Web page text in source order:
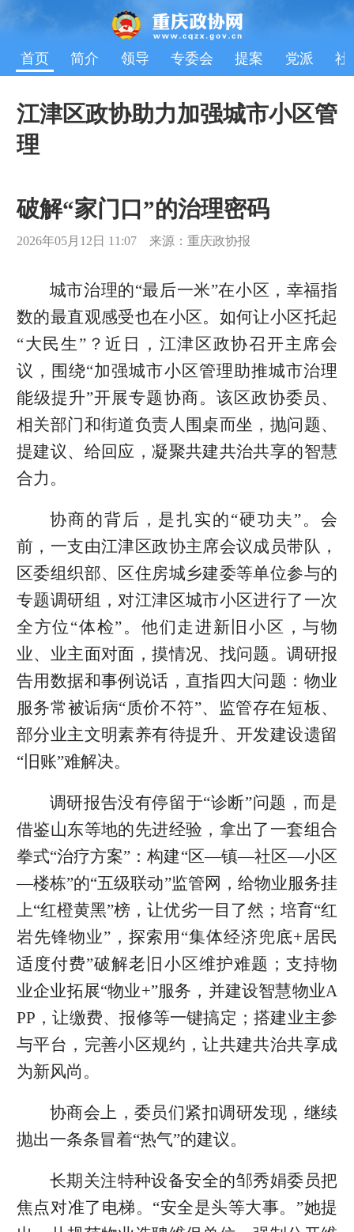
首页 简介 领导 专委会 提案 党派 社
江津区政协助力加强城市小区管
理‌
破解“家门口”的治理密码‌
2026年05月12日 11:07 来源：重庆政协报
城市治理的“最后一米”在小区，幸福指
数的最直观感受也在小区。如何让小区托起
“大民生”？近日，江津区政协召开主席会
议，围绕“加强城市小区管理助推城市治理
能级提升”开展专题协商。该区政协委员、
相关部门和街道负责人围桌而坐，抛问题、
提建议、给回应，凝聚共建共治共享的智慧
合力。
协商的背后，是扎实的“硬功夫”。会
前，一支由江津区政协主席会议成员带队，
区委组织部、区住房城乡建委等单位参与的
专题调研组，对江津区城市小区进行了一次
全方位“体检”。他们走进新旧小区，与物
业、业主面对面，摸情况、找问题。调研报
告用数据和事例说话，直指四大问题：物业
服务常被诟病“质价不符”、监管存在短板、
部分业主文明素养有待提升、开发建设遗留
“旧账”难解决。
调研报告没有停留于“诊断”问题，而是
借鉴山东等地的先进经验，拿出了一套组合
拳式“治疗方案”：构建“区—镇—社区—小区
—楼栋”的“五级联动”监管网，给物业服务挂
上“红橙黄黑”榜，让优劣一目了然；培育“红
岩先锋物业”，探索用“集体经济兜底+居民
适度付费”破解老旧小区维护难题；支持物
业企业拓展“物业+”服务，并建设智慧物业A
PP，让缴费、报修等一键搞定；搭建业主参
与平台，完善小区规约，让共建共治共享成
为新风尚。
协商会上，委员们紧扣调研发现，继续
抛出一条条冒着“热气”的建议。
长期关注特种设备安全的邹秀娟委员把
焦点对准了电梯。“安全是头等大事。”她提